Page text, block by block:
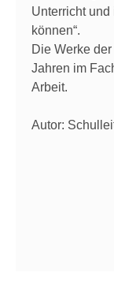
Unterricht
können“.
Die Werke
Jahren im
Arbeit.
Autor: